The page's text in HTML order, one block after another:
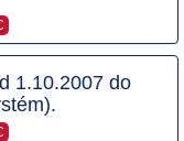
1.10.2007 do